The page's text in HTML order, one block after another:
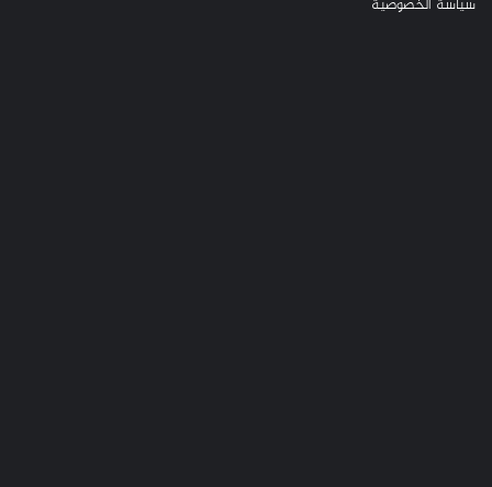
سياسة الخصوصية